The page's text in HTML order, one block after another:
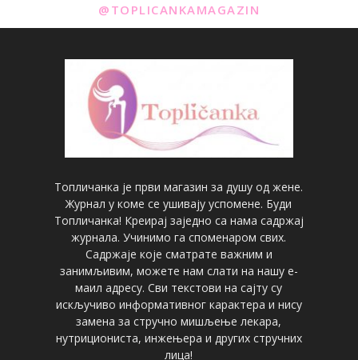
@TOPLICANKAMAGAZIN
Топличанка је први магазин за душу од жене.
Журнал у коме се ушивају успомене. Буди
Топличанка! Креирај заједно са нама садржај
журнала. Учинимо га споменаром свих.
Садржаје које сматрате важним и
занимљивим, можете нам слати на нашу е-
маил адресу. Сви текстови на сајту су
искључиво информативног карактера и нису
замена за стручно мишљење лекара,
нутрициониста, инжењера и других стручних
лица!